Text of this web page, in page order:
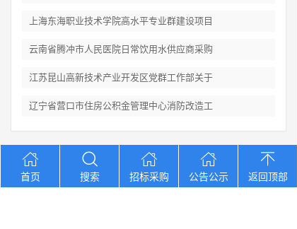
上海东海职业技术学院高水平专业群建设项目
云南省腾冲市人民医院日常饮用水供应商采购
江苏昆山高新技术产业开发区党群工作部关于
辽宁省营口市住房公积金管理中心消防改造工
Copyright © 2012-2026 中招招标网 版权所有 网站备案号：京
ICP备2023026371号-2
首页 搜索 招标采购 公告公示 返回顶部